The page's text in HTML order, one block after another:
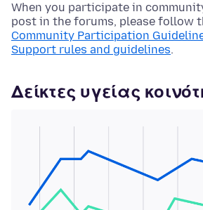
When you participate in
post in the forums, please follow
Community Participation
Support rules and guidelines.
Δείκτες υγείας